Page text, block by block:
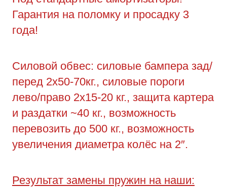
Гарантия на поломку и просадку 3
года!
Силовой обвес: силовые бампера зад/
перед 2х50-70кг., силовые пороги
лево/право 2х15-20 кг., защита картера
и раздатки ~40 кг., возможность
перевозить до 500 кг., возможность
увеличения диаметра колёс на 2″.
Результат замены пружин на наши: